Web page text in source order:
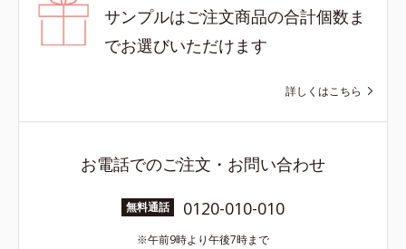
サンプルはご注文商品の合計個数ま
でお選びいただけます
詳しくはこちら
お電話でのご注文・お問い合わせ
無料通話 0120-010-010
午前9時より午後7時まで